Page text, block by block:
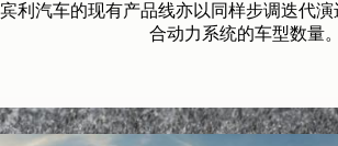
宾利汽车的现有产品线亦以同样步调迭代
合动力系统的车型数量。